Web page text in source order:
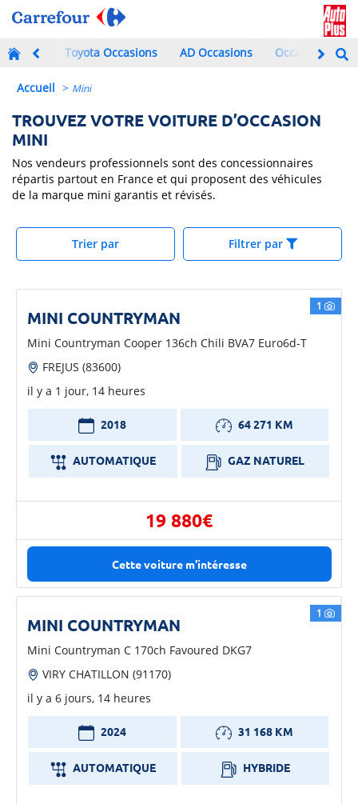
Toyota Occasions AD Occasions Occasions à
Accueil > Mini
TROUVEZ VOTRE VOITURE D’OCCASION
MINI
Nos vendeurs professionnels sont des concessionnaires
répartis partout en France et qui proposent des véhicules
de la marque mini garantis et révisés.
Trier par Filtrer par
1
MINI COUNTRYMAN
Mini Countryman Cooper 136ch Chili BVA7 Euro6d-T
FREJUS (83600)
il y a 1 jour, 14 heures
2018 64 271 KM
AUTOMATIQUE GAZ NATUREL
19 880€
Cette voiture m'intéresse
1
MINI COUNTRYMAN
Mini Countryman C 170ch Favoured DKG7
VIRY CHATILLON (91170)
il y a 6 jours, 14 heures
2024 31 168 KM
AUTOMATIQUE HYBRIDE